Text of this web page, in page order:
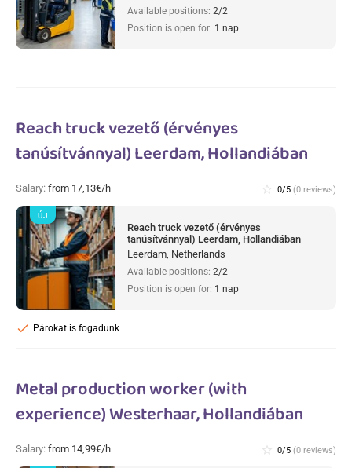
Available positions: 2/2
Position is open for: 1 nap
Reach truck vezető (érvényes
tanúsítvánnyal) Leerdam, Hollandiában
Salary: from 17,13€/h star_border 0/5 (0 reviews)
Reach truck vezető (érvényes
tanúsítvánnyal) Leerdam, Hollandiában
Leerdam, Netherlands
Available positions: 2/2
Position is open for: 1 nap
Párokat is fogadunk
check
ÚJ
Metal production worker (with
experience) Westerhaar, Hollandiában
Salary: from 14,99€/h star_border 0/5 (0 reviews)